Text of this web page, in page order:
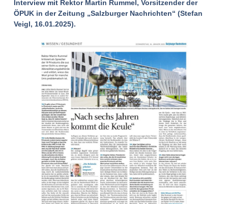
Interview mit Rektor Martin Rummel, Vorsitzender der
ÖPUK in der Zeitung „Salzburger Nachrichten“ (Stefan
Veigl, 16.01.2025).